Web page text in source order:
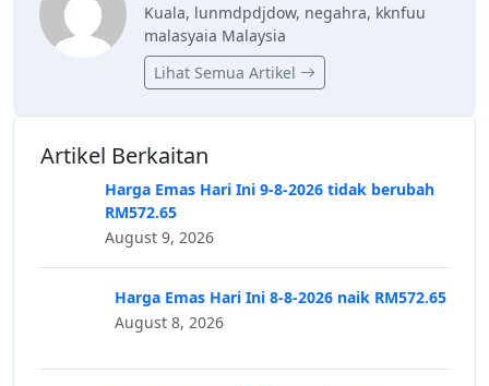
Kuala, lunmdpdjdow, negahra, kknfuu
malasyaia Malaysia
Lihat Semua Artikel
Artikel Berkaitan
Harga Emas Hari Ini 9-8-2026 tidak berubah
RM572.65
August 9, 2026
Harga Emas Hari Ini 8-8-2026 naik RM572.65
August 8, 2026